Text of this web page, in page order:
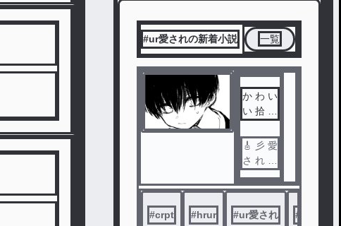
#ur愛されの新着小説 一覧
か わ い
い 拾 い
。
🎸 彡 愛
さ れ で
す ！
地 雷 の
方 は 注
#crpt #hrur #ur愛され #